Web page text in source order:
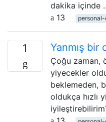
dakika içinde
13
1 Yanmış bir
Çoğu zaman,
yiyecekler
beklemeden,
oldukça hızlı